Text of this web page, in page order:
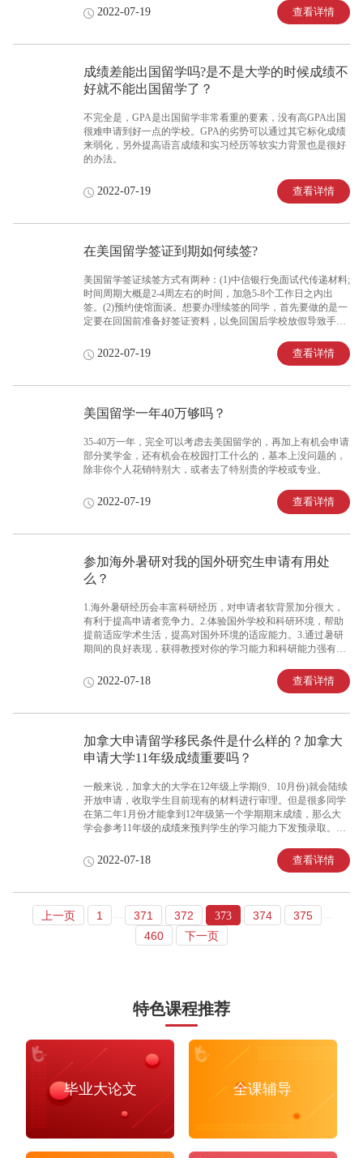
能compensation或是补考没过，没有修满升学规定的学分，则不
能升入大二，要么会被退学，要么需要重修大二。如果挂科
学大二。具体还是要看你挂科情况如何。
2022-07-19 查看详情
成绩差能出国留学吗?是不是大学的时候成绩不
好就不能出国留学了？
不完全是，GPA是出国留学非常看重的要素，没有高GPA出国
很难申请到好一点的学校。GPA的劣势可以通过其它标化成绩
来弱化，另外提高语言成绩和实习经历等软实力背景也是很好
的办法。
2022-07-19 查看详情
在美国留学签证到期如何续签?
美国留学签证续签方式有两种：(1)中信银行免面试代传递材料;
时间周期大概是2-4周左右的时间，加急5-8个工作日之内出
签。(2)预约使馆面谈。想要办理续签的同学，首先要做的是一
定要在回国前准备好签证资料，以免回国后学校放假导致手续
2022-07-19 查看详情
美国留学一年40万够吗？
35-40万一年，完全可以考虑去美国留学的，再加上有机会申请
部分奖学金，还有机会在校园打工什么的，基本上没问题的，
除非你个人花销特别大，或者去了特别贵的学校或专业。
2022-07-19 查看详情
参加海外暑研对我的国外研究生申请有用处
么？
1.海外暑研经历会丰富科研经历，对申请者软背景加分很大，
有利于提高申请者竞争力。2.体验国外学校和科研环境，帮助
提前适应学术生活，提高对国外环境的适应能力。3.通过暑研
期间的良好表现，获得教授对你的学习能力和科研能力强有力
项目。4.增强博士申请RA套磁的成功率和录取几率。
2022-07-18 查看详情
加拿大申请留学移民条件是什么样的？加拿大
申请大学11年级成绩重要吗？
一般来说，加拿大的大学在12年级上学期(9、10月份)就会陆续
开放申请，收取学生目前现有的材料进行审理。但是很多同学
在第二年1月份才能拿到12年级第一个学期期末成绩，那么大
学会参考11年级的成绩来预判学生的学习能力下发预录取。因
度上，这样有利于较早的拿到offer。
2022-07-18 查看详情
上一页 1 371 372 373 374 375
460 下一页
特色课程推荐
毕业大论文 全课辅导